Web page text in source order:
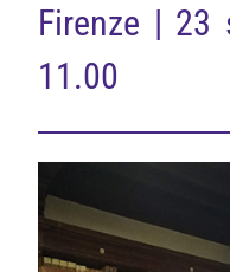
Firenze | 23
11.00